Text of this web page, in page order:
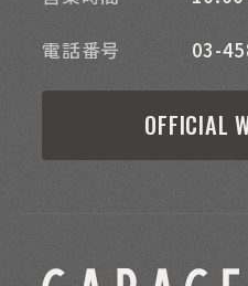
電話番号 03-
OFFICIAL